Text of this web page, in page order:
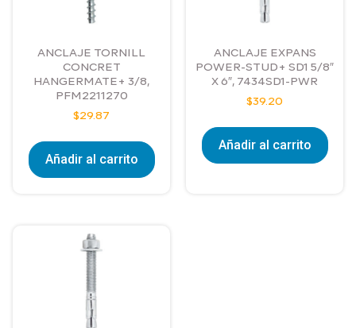
ANCLAJE TORNILL
CONCRET
HANGERMATE+ 3/8,
PFM2211270
$29.87
Añadir al carrito
ANCLAJE EXPANS
POWER-STUD+ SD1 5/8″
X 6″, 7434SD1-PWR
$39.20
Añadir al carrito